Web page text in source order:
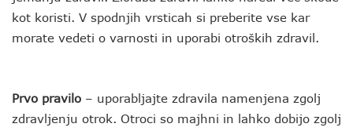
kot koristi. V spodnjih vrsticah si preberite vse kar
morate vedeti o varnosti in uporabi otroških zdravil.
Prvo pravilo – uporabljajte zdravila namenjena zgolj
zdravljenju otrok. Otroci so majhni in lahko dobijo zgolj